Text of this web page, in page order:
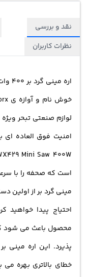
نقد و بررسی
نظرات کاربران
لوازم صنعتی تبحر
مینی گرد بر از اولین
احتیاج پیدا
محصول باعث می شود
پذیرد. این اره مینی
خطای بالاتری بهره می